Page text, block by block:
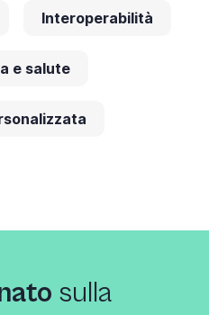
Interoperabilità
e salute
sulla